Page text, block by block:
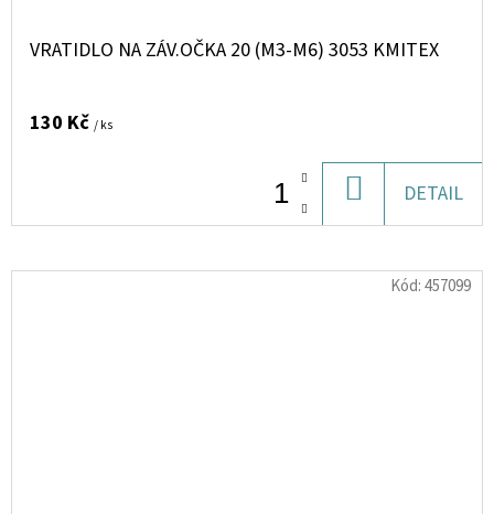
VRATIDLO NA ZÁV.OČKA 20 (M3-M6) 3053 KMITEX
130 Kč / ks
KOŠÍKU
DETAIL
Kód:457099